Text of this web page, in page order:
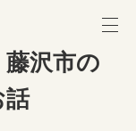
藤沢市の
話